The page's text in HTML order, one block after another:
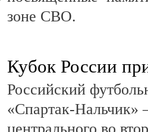
зоне СВО.
Кубок России
Российский
«Спартак-Нальчик»